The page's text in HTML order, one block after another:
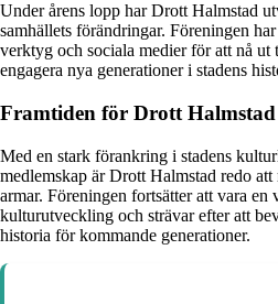
Under årens lopp har Drott Halmstad
samhällets förändringar. Föreningen
verktyg och sociala medier för att nå
engagera nya generationer i stadens
Framtiden för Drott Halmstad
Med en stark förankring i stadens
medlemskap är Drott Halmstad redo
armar. Föreningen fortsätter att vara en
kulturutveckling och strävar efter att
historia för kommande generationer.